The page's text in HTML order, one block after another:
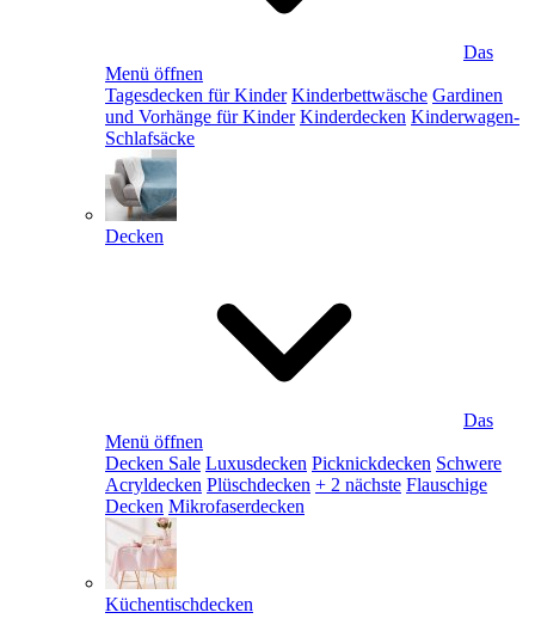
Das
Menü öffnen
Tagesdecken für Kinder Kinderbettwäsche Gardinen
und Vorhänge für Kinder Kinderdecken Kinderwagen-
Schlafsäcke
Decken
Das
Menü öffnen
Decken Sale Luxusdecken Picknickdecken Schwere
Acryldecken Plüschdecken + 2 nächste Flauschige
Decken Mikrofaserdecken
Küchentischdecken